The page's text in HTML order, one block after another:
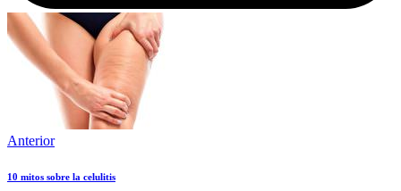
Anterior
10 mitos sobre la celulitis